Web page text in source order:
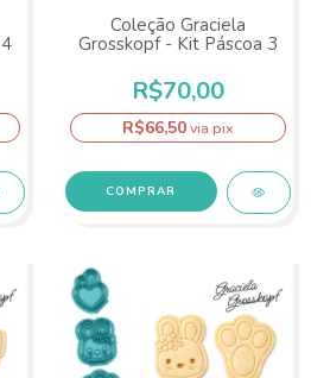
Coleção Graciela
Grosskopf - Kit Páscoa 3
R$70,00
R$66,50via pix